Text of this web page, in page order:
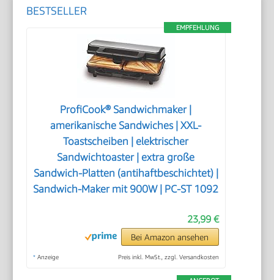
BESTSELLER
EMPFEHLUNG
ProfiCook® Sandwichmaker |
amerikanische Sandwiches | XXL-
Toastscheiben | elektrischer
Sandwichtoaster | extra große
Sandwich-Platten (antihaftbeschichtet) |
Sandwich-Maker mit 900W | PC-ST 1092
23,99 €
Bei Amazon ansehen
* Anzeige Preis inkl. MwSt., zzgl. Versandkosten